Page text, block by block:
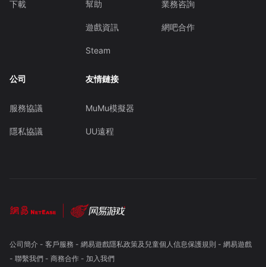
下載 幫助
遊戲資訊
Steam
業務咨詢
網吧合作
公司
服務協議
隱私協議
友情鏈接
MuMu模擬器
UU遠程
公司簡介- 客戶服務 - 網易遊戲隱私政策及兒童個人信息保護規則 - 網易遊戲
- 聯繫我們- 商務合作- 加入我們